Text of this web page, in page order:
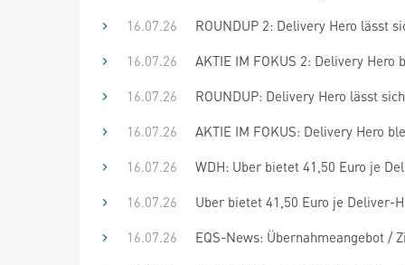
16.07.26
ROUNDUP 2: Delivery Hero lässt
16.07.26
AKTIE IM FOKUS 2: Delivery
16.07.26
ROUNDUP: Delivery Hero lässt
16.07.26
AKTIE IM FOKUS: Delivery Hero
16.07.26
WDH: Uber bietet 41,50 Euro je
16.07.26
Uber bietet 41,50 Euro je Deliver-
16.07.26
EQS-News: Übernahmeangebot /